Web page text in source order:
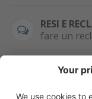
RESI E
fare un
SEMPRE
0471 506798